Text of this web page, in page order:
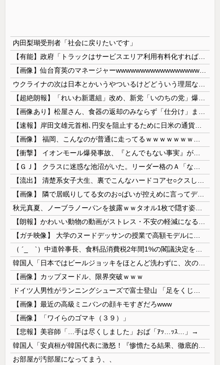
内田梨瑚受刑者「社会に戻りたいです」
【有能】政府「トラックはサービスエリア利用有料化すればサボらず走るし流問題解決じゃね？」
【画像】 隣で居眠りしてる女のお○ぱいが控えめに言ってデカいｗｗｗ
【画像】カップヌードル、限界突破ｗｗｗ
【画像】最近の高級ミニバンの顔キモすぎだろwww
【画像】「ワイらのゴマキ（３９）」
【悲報】美容師「…手は尽くしました」おば「ｱｯ…ｯｽ…」→
お部屋が汚部屋になってまう、、